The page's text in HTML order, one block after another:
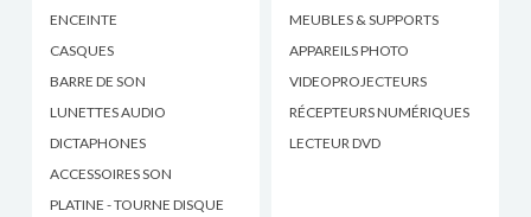
ENCEINTE
CASQUES
BARRE DE SON
LUNETTES AUDIO
DICTAPHONES
ACCESSOIRES SON
PLATINE - TOURNE DISQUE
MEUBLES & SUPPORTS
APPAREILS PHOTO
VIDEOPROJECTEURS
RÉCEPTEURS NUMÉRIQUES
LECTEUR DVD